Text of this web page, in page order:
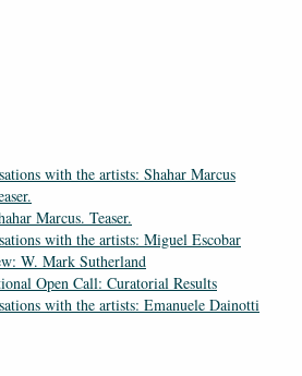
with the artists: Shahar Marcus
Marcus. Teaser.
with the artists: Miguel Escobar
W. Mark Sutherland
Open Call: Curatorial Results
with the artists: Emanuele Dainotti